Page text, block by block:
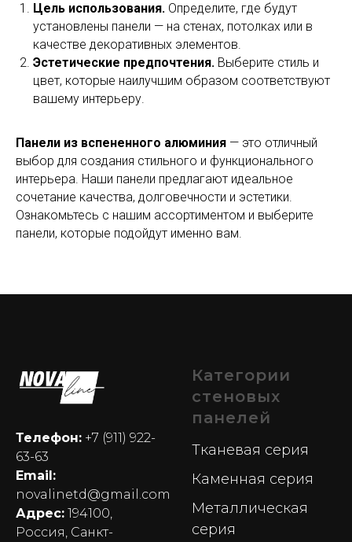
Цель использования. Определите, где будут
установлены панели — на стенах, потолках или в
качестве декоративных элементов.
Эстетические предпочтения. Выберите стиль и
цвет, которые наилучшим образом соответствуют
вашему интерьеру.
Панели из вспененного алюминия — это отличный
выбор для создания стильного и функционального
интерьера. Наши панели предлагают идеальное
сочетание качества, долговечности и эстетики.
Ознакомьтесь с нашим ассортиментом и выберите
панели, которые подойдут именно вам.
Телефон: +7 (911) 922-
63-63
Email:
novalinetd@gmail.com
Адрес: 194100,
Россия, Санкт-
Категории
стеновых
панелей
Тканевая серия
Каменная серия
Металлическая
серия